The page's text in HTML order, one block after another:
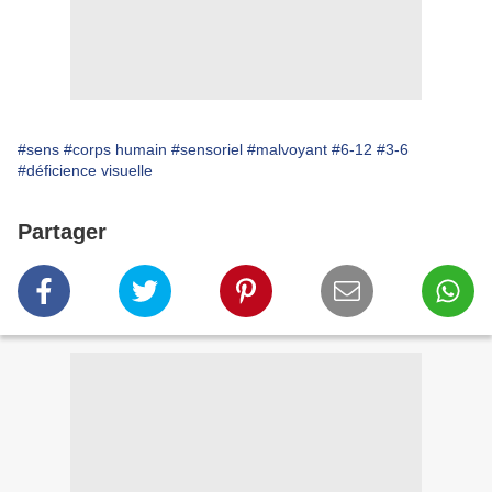
#sens #corps humain #sensoriel #malvoyant #6-12 #3-6
#déficience visuelle
Partager